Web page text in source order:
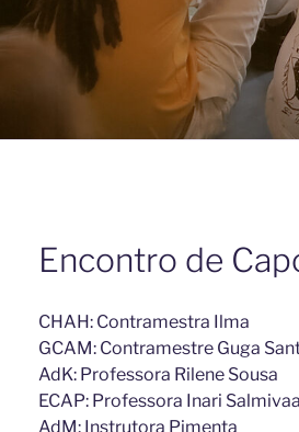
Encontro de
CHAH: Contramestra Ilma
GCAM: Contramestre Guga
AdK: Professora Rilene Sousa
ECAP: Professora Inari
AdM: Instrutora Pimenta